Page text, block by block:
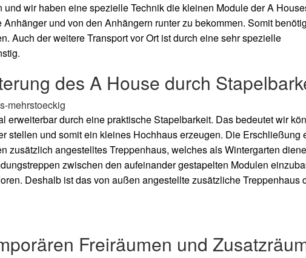
und wir haben eine spezielle Technik die kleinen Module der A
Anhänger und von den Anhängern runter zu bekommen. Somit
Auch der weitere Transport vor Ort ist durch eine sehr spezielle
des A House durch
erweiterbar durch eine praktische Stapelbarkeit. Das bedeutet wir
stellen und somit ein kleines Hochhaus erzeugen. Die Erschließung
zusätzlich angestelltes Treppenhaus, welches als Wintergarten
zwischen den aufeinander gestapelten Modulen
Deshalb ist das von außen angestellte zusätzliche Treppenhaus
Freiräumen und